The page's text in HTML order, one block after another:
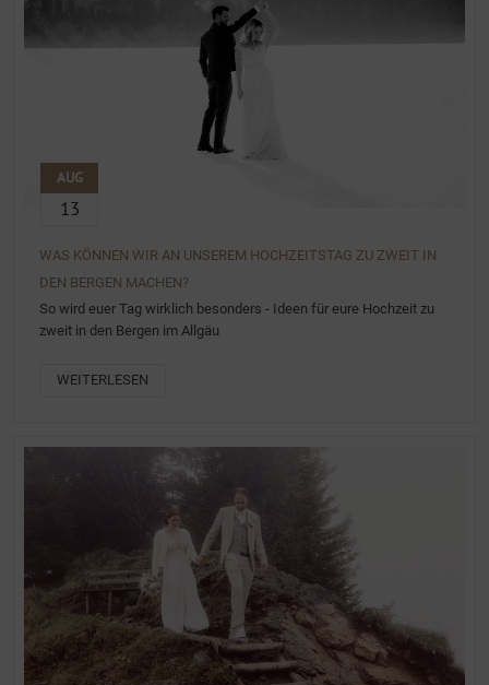
AUG
13
WAS KÖNNEN WIR AN UNSEREM HOCHZEITSTAG ZU ZWEIT IN
DEN BERGEN MACHEN?
So wird euer Tag wirklich besonders - Ideen für eure Hochzeit zu
zweit in den Bergen im Allgäu
WEITERLESEN